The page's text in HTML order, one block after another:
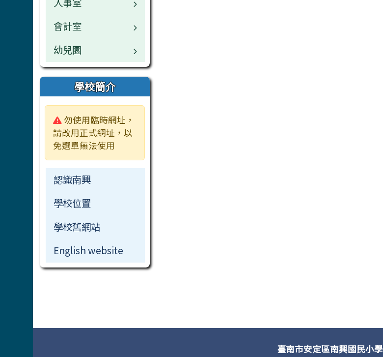
校園公告
常用連結
活動相簿
榮譽榜
行事曆
檔案下載
業務職掌
校園公告
常用連結
活動相簿
榮譽榜
行事曆
業務職掌
校園公告
常用連結
公開資訊
檔案下載
會計室
校園公告
常用連結
公開資訊
檔案下載
幼兒園
校園公告
業務職掌
活動相簿
常用連結
學校簡介
警告:
勿使用臨時網址，
請改用正式網址，以
免選單無法使用
認識南興
學校位置
學校舊網站
English website
臺南市安定區南興國民小學